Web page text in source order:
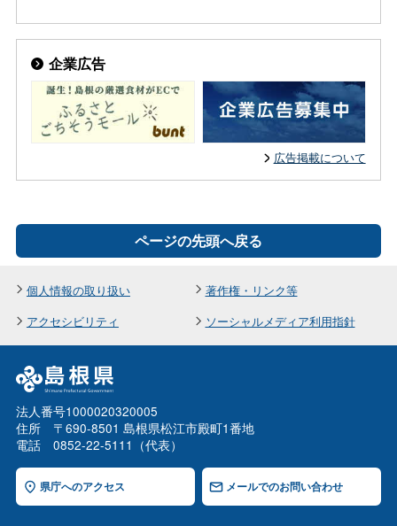
企業広告
広告掲載について
ページの先頭へ戻る
個人情報の取り扱い
著作権・リンク等
アクセシビリティ
ソーシャルメディア利用指針
法人番号1000020320005
住所 〒690-8501 島根県松江市殿町1番地
電話 0852-22-5111（代表）
県庁へのアクセス メールでのお問い合わせ